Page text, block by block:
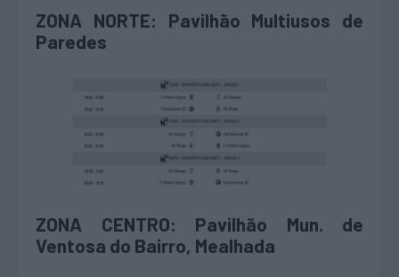
ZONA NORTE: Pavilhão Multiusos de
Paredes
ZONA CENTRO: Pavilhão Mun. de
Ventosa do Bairro, Mealhada